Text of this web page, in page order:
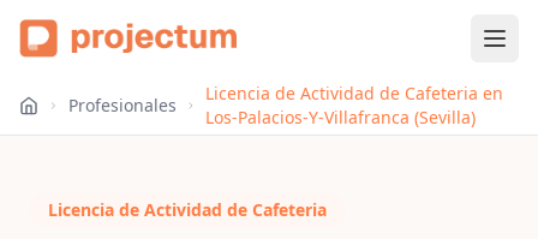
Profesionales
Licencia de Actividad de Cafeteria en
Los-Palacios-Y-Villafranca (Sevilla)
Licencia de Actividad de Cafeteria